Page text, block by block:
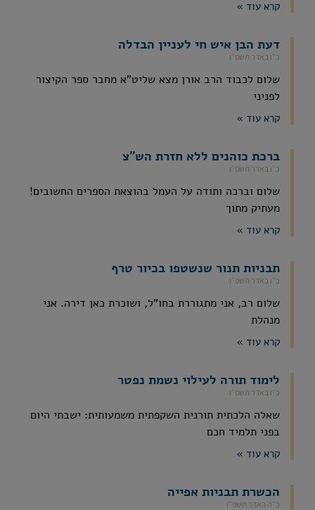
קרא עוד »
דעת הבן איש חי לעניין הבדלה
כ״ו באדר תשפ״ו
שלום לכבוד הרב אורן מצא שליט"א מחבר ספר הקיצור
לפניני
קרא עוד »
ברכת כוהנים ללא חזרת הש"צ
כ״ו באדר תשפ״ו
שלום וברכה ותודה על העמל בהוצאת הספרים החשובים!
מעתיק מתוך
קרא עוד »
תבניות תנור שנשטפו בכיור טרף
כ״ו באדר תשפ״ו
שלום רב, אני מתגוררת בחו"ל, ושוכרת כאן דירה. אני
מנהלת
קרא עוד »
לימוד תורה לעילוי נשמת נפטר
כ״ו באדר תשפ״ו
שאלה הלכתית תורנית השקפתית משמעותית: ישבתי היום
בפני תלמיד חכם
קרא עוד »
הכשרת תבניות אפייה
כ״ה באדר תשפ״ו